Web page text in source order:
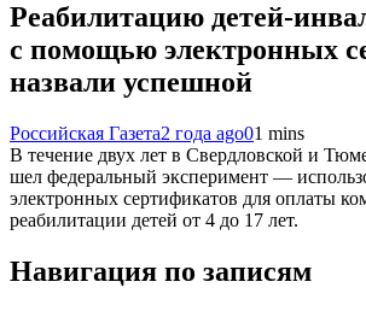
Реабилитацию детей-
с помощью электронных
назвали успешной
Российская Газета2 года ago01 mins
В течение двух лет в Свердловской и
шел федеральный эксперимент —
электронных сертификатов для оплаты
реабилитации детей от 4 до 17 лет.
Навигация по записям